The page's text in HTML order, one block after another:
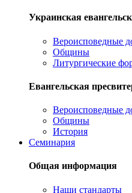
Украинская
Вероисповедные
Общины
Литургические
Евангельская
Вероисповедные
Общины
История
Семинария
Общая информация
Наши стандарты